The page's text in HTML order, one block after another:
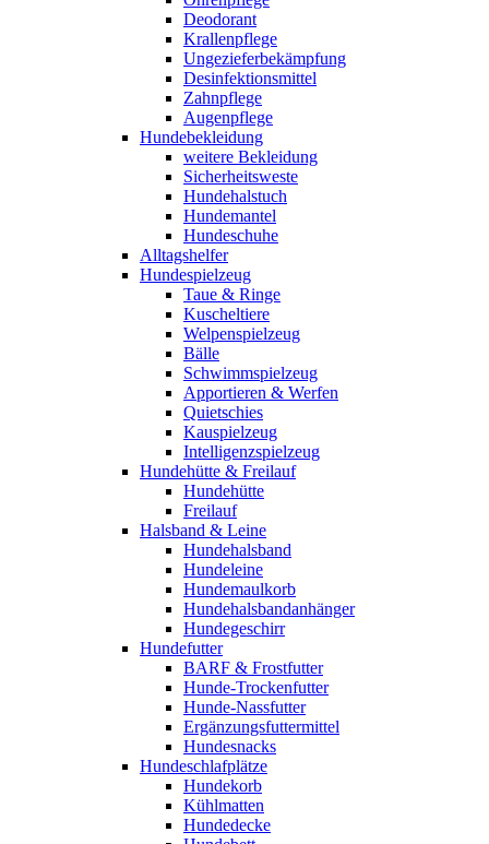
Deodorant
Krallenpflege
Ungezieferbekämpfung
Desinfektionsmittel
Zahnpflege
Augenpflege
Hundebekleidung
weitere Bekleidung
Sicherheitsweste
Hundehalstuch
Hundemantel
Hundeschuhe
Alltagshelfer
Hundespielzeug
Taue & Ringe
Kuscheltiere
Welpenspielzeug
Bälle
Schwimmspielzeug
Apportieren & Werfen
Quietschies
Kauspielzeug
Intelligenzspielzeug
Hundehütte & Freilauf
Hundehütte
Freilauf
Halsband & Leine
Hundehalsband
Hundeleine
Hundemaulkorb
Hundehalsbandanhänger
Hundegeschirr
Hundefutter
BARF & Frostfutter
Hunde-Trockenfutter
Hunde-Nassfutter
Ergänzungsfuttermittel
Hundesnacks
Hundeschlafplätze
Hundekorb
Kühlmatten
Hundedecke